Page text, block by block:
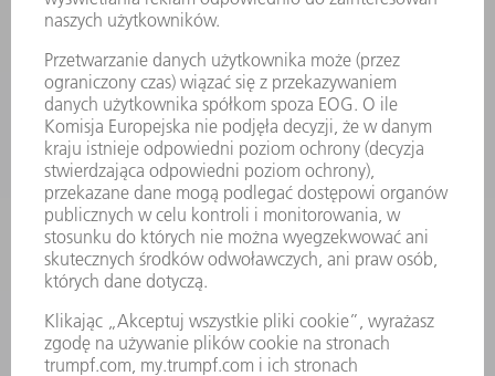
MYTRUMPF
KARTY BEZPIECZEŃSTWA
PRODUKTY
MASZYNY & SYSTEMY
LASER
ENERGOELEKTRONIKA
ELEKTRONARZĘDZIA
SMART FACTORY
OPROGRAMOWANIE
USŁUGI SERWISOWE
ZASTOSOWANIA
BRANŻE
FIRMA
OFERTY STANOWISK
PROFIL FIRMY
ZARZĄD